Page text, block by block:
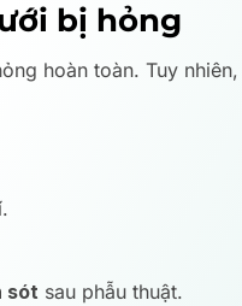
bị hỏng
hoàn toàn. Tuy
sótsau phẫu thuật.